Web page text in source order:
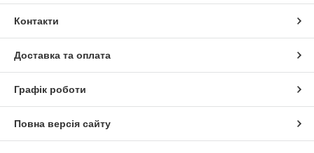
Контакти
Доставка та оплата
Графік роботи
Повна версія сайту